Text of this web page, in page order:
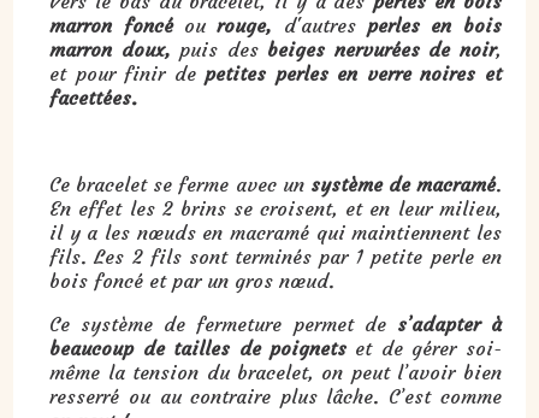
marron foncé ourouge, d'autresperles en bois
marron doux, puis desbeiges nervurées de noir,
et pour finir de petites perles en verre noires et
facettées.
Ce bracelet se ferme avec un système de macramé.
En effet les 2 brins se croisent, et en leur milieu,
il y a les nœuds en macramé qui maintiennent les
fils. Les 2 fils sont terminés par 1 petite perle en
bois foncé et par un gros nœud.
Ce système de fermeture permet de s’adapter à
beaucoup de tailles de poignets et de gérer soi-
même la tension du bracelet, on peut l’avoir bien
resserré ou au contraire plus lâche. C’est comme